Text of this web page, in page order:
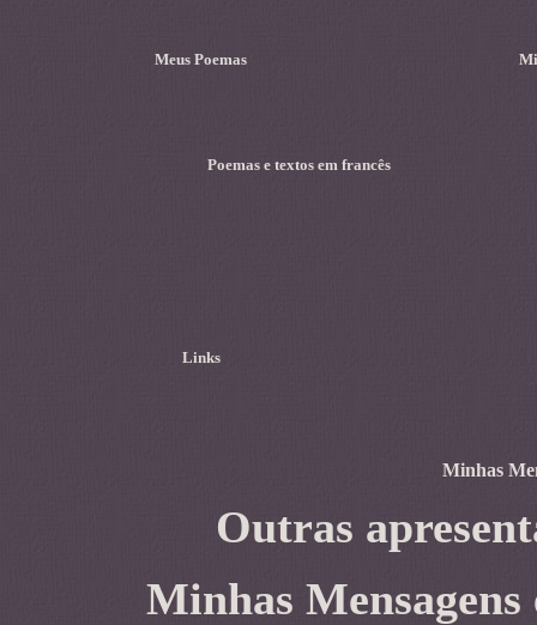
Meus Poemas
Poemas e textos em francês
Links
Minhas
Outras
Minhas